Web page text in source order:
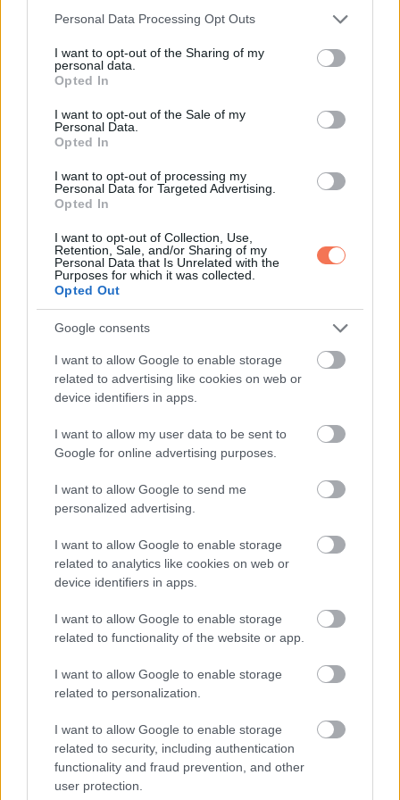
Please note that this website/app uses one or more Google
not limited to your visit or usage behaviour. You may click to
grant or deny consent to Google and its third-party tags to
use your data for below specified purposes in below Google
consent section.
Personal Data Processing Opt Outs
I want to opt-out of the Sharing of my
personal data.
Opted In
I want to opt-out of the Sale of my
Personal Data.
Opted In
I want to opt-out of processing my
Personal Data for Targeted Advertising.
Opted In
I want to opt-out of Collection, Use,
Retention, Sale, and/or Sharing of my
Personal Data that Is Unrelated with the
Purposes for which it was collected.
Opted Out
Google consents
I want to allow Google to enable storage
related to advertising like cookies on web or
device identifiers in apps.
I want to allow my user data to be sent to
Google for online advertising purposes.
I want to allow Google to send me
personalized advertising.
I want to allow Google to enable storage
related to analytics like cookies on web or
device identifiers in apps.
I want to allow Google to enable storage
related to functionality of the website or app.
I want to allow Google to enable storage
related to personalization.
I want to allow Google to enable storage
related to security, including authentication
functionality and fraud prevention, and other
user protection.
1. Részleges vagy teljes vakság
az egyik szemben
A fájdalom nélküli látásvesztés az egyik szemben általában
a szemfenéki központi verőér elzáródásának jele. Ez
olyan további tünetei vannak, mint a szédülés és az
egyensúly fenntartásának problémája.
Ha ezen jelek egyikét észleled, azonnal menj el orvoshoz.
Ne feledd, hogy a vérrög halálos lehet, ha nem kezelik
időben és megfelelően!
Oszd meg ezt a posztot:
WhatsappRedditShare
Email
bemutatni…..